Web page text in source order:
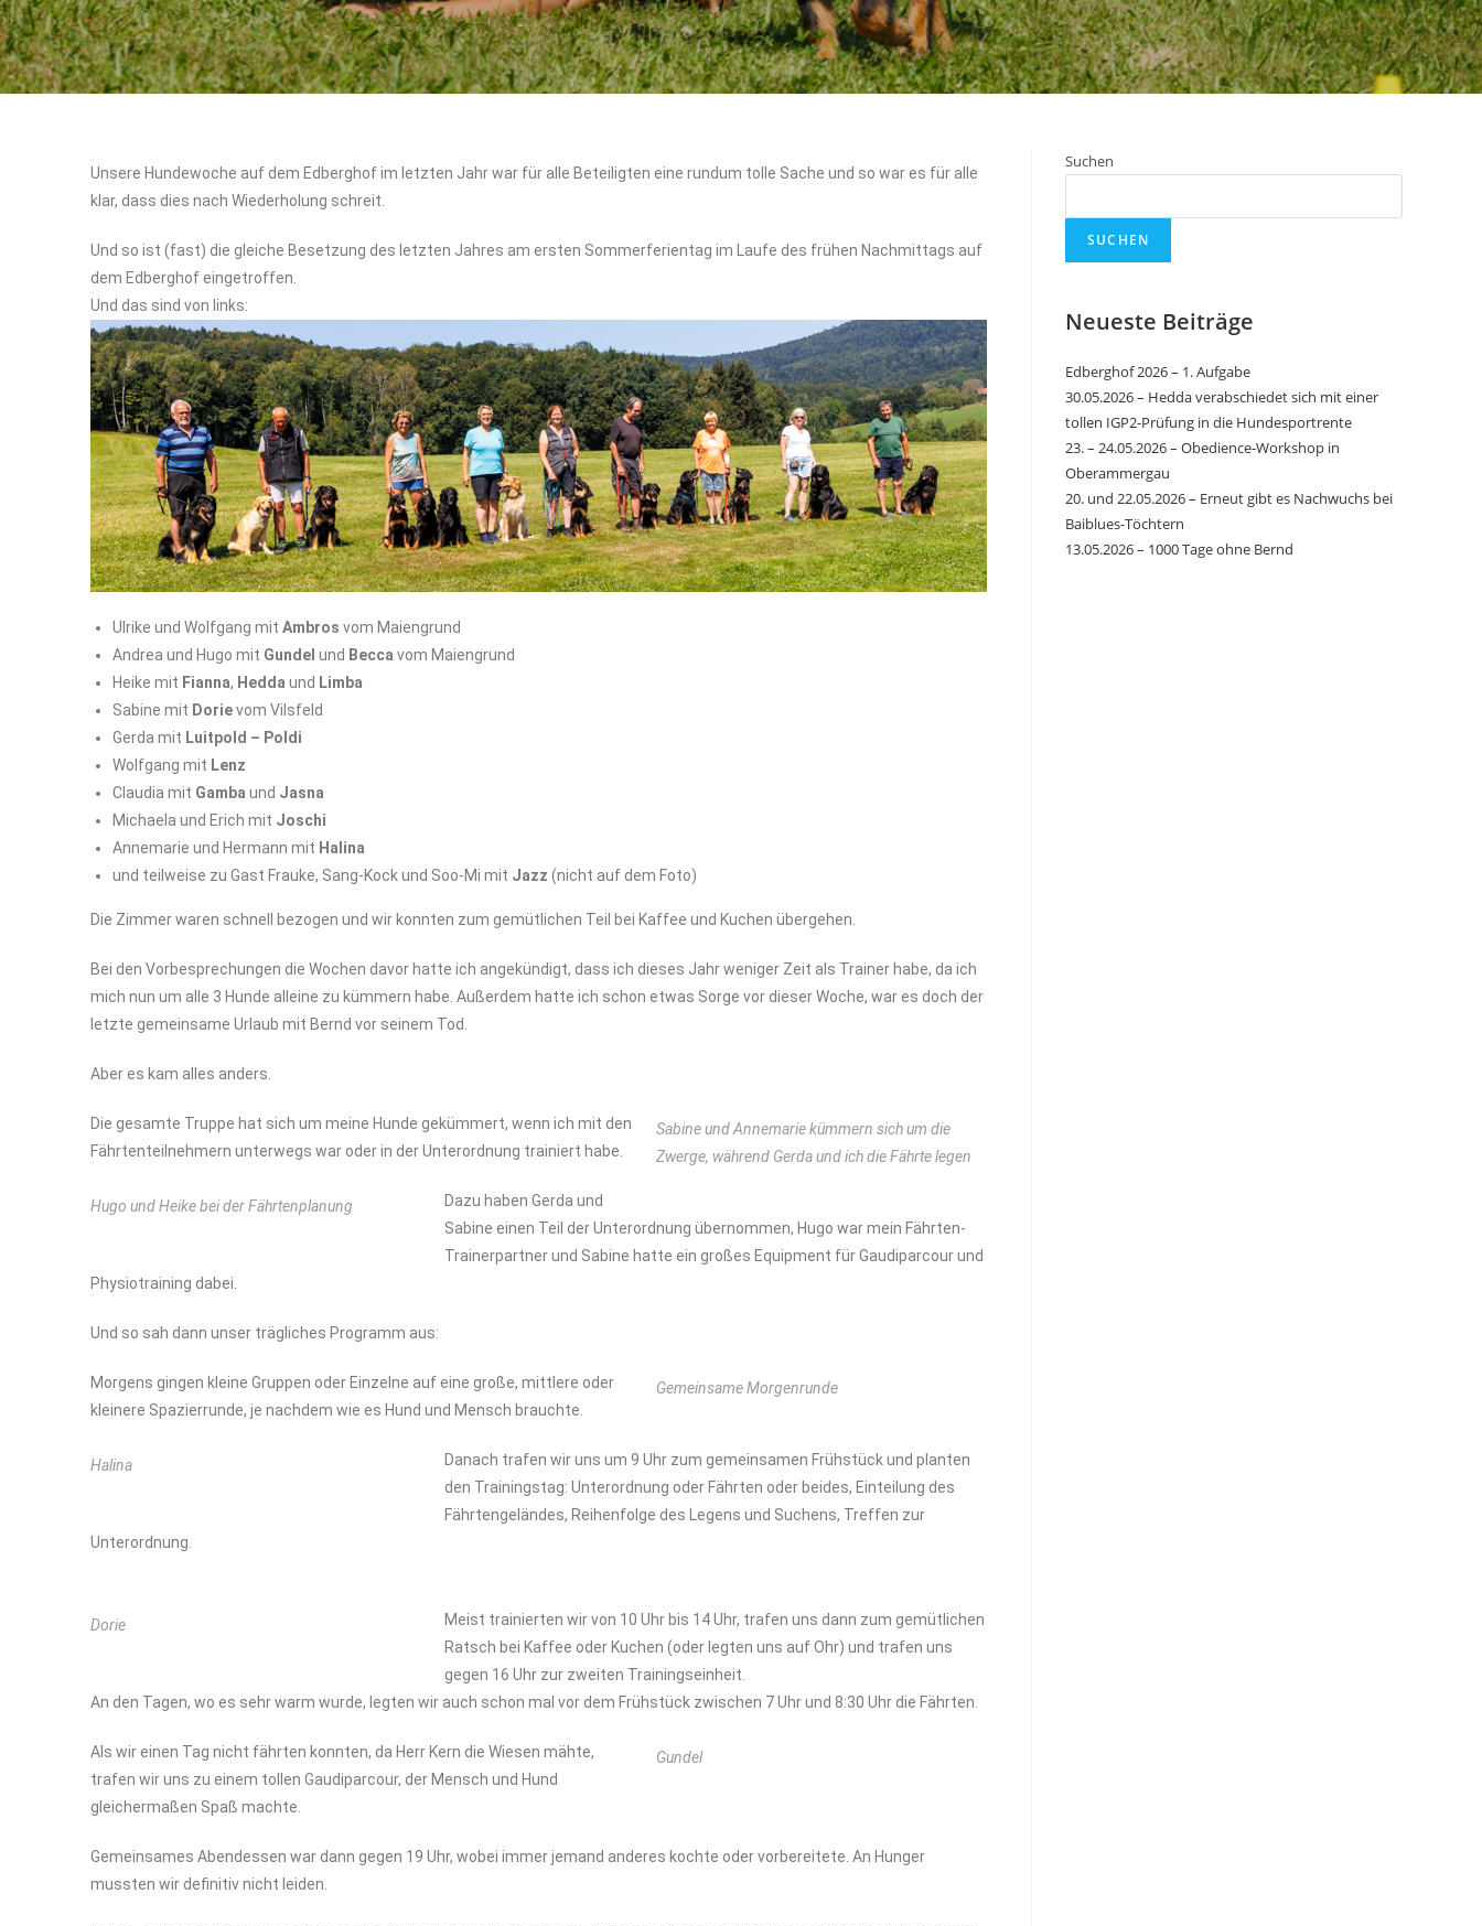
Unsere Hundewoche auf dem Edberghof im letzten Jahr war für alle Beteiligten eine rundum tolle Sache und so war es für alle
klar, dass dies nach Wiederholung schreit.
Und so ist (fast) die gleiche Besetzung des letzten Jahres am ersten Sommerferientag im Laufe des frühen Nachmittags auf
dem Edberghof eingetroffen.
Und das sind von links:
Ulrike und Wolfgang mit Ambros vom Maiengrund
Andrea und Hugo mit Gundel und Becca vom Maiengrund
Heike mit Fianna, Hedda und Limba
Sabine mit Dorievom Vilsfeld
Gerda mit Luitpold – Poldi
Wolfgang mit Lenz
Claudia mit Gamba und Jasna
Michaela und Erich mit Joschi
Annemarie und Hermann mit Halina
und teilweise zu Gast Frauke, Sang-Kock und Soo-Mi mit Jazz (nicht auf dem Foto)
Die Zimmer waren schnell bezogen und wir konnten zum gemütlichen Teil bei Kaffee und Kuchen übergehen.
Bei den Vorbesprechungen die Wochen davor hatte ich angekündigt, dass ich dieses Jahr weniger Zeit als Trainer habe, da ich
mich nun um alle 3 Hunde alleine zu kümmern habe. Außerdem hatte ich schon etwas Sorge vor dieser Woche, war es doch der
letzte gemeinsame Urlaub mit Bernd vor seinem Tod.
Aber es kam alles anders.
Sabine und Annemarie kümmern sich um die
Zwerge, während Gerda und ich die Fährte legen
Die gesamte Truppe hat sich um meine Hunde gekümmert, wenn ich mit den
Fährtenteilnehmern unterwegs war oder in der Unterordnung trainiert habe.
Hugo und Heike bei der Fährtenplanung
Dazu haben Gerda und
Sabine einen Teil der Unterordnung übernommen, Hugo war mein Fährten-
Trainerpartner und Sabine hatte ein großes Equipment für Gaudiparcour und
Physiotraining dabei.
Und so sah dann unser trägliches Programm aus:
Gemeinsame Morgenrunde
Morgens gingen kleine Gruppen oder Einzelne auf eine große, mittlere oder
kleinere Spazierrunde, je nachdem wie es Hund und Mensch brauchte.
Halina
Danach trafen wir uns um 9 Uhr zum gemeinsamen Frühstück und planten
den Trainingstag: Unterordnung oder Fährten oder beides, Einteilung des
Fährtengeländes, Reihenfolge des Legens und Suchens, Treffen zur
Unterordnung.
Dorie
Meist trainierten wir von 10 Uhr bis 14 Uhr, trafen uns dann zum gemütlichen
Ratsch bei Kaffee oder Kuchen (oder legten uns auf Ohr) und trafen uns
gegen 16 Uhr zur zweiten Trainingseinheit.
An den Tagen, wo es sehr warm wurde, legten wir auch schon mal vor dem Frühstück zwischen 7 Uhr und 8:30 Uhr die Fährten.
Gundel
Als wir einen Tag nicht fährten konnten, da Herr Kern die Wiesen mähte,
trafen wir uns zu einem tollen Gaudiparcour, der Mensch und Hund
gleichermaßen Spaß machte.
Gemeinsames Abendessen war dann gegen 19 Uhr, wobei immer jemand anderes kochte oder vorbereitete. An Hunger
mussten wir definitiv nicht leiden.
Suchen
SUCHEN
Neueste Beiträge
Edberghof 2026 – 1. Aufgabe
30.05.2026 – Hedda verabschiedet sich mit einer
tollen IGP2-Prüfung in die Hundesportrente
23. – 24.05.2026 – Obedience-Workshop in
Oberammergau
20. und 22.05.2026 – Erneut gibt es Nachwuchs bei
Baiblues-Töchtern
13.05.2026 – 1000 Tage ohne Bernd